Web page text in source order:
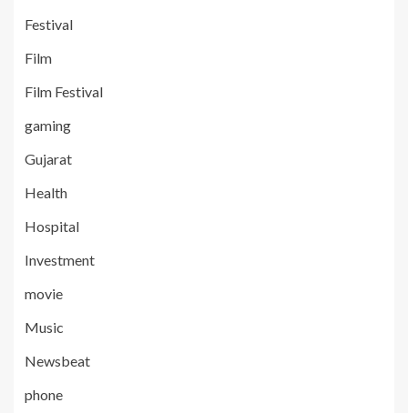
Festival
Film
Film Festival
gaming
Gujarat
Health
Hospital
Investment
movie
Music
Newsbeat
phone